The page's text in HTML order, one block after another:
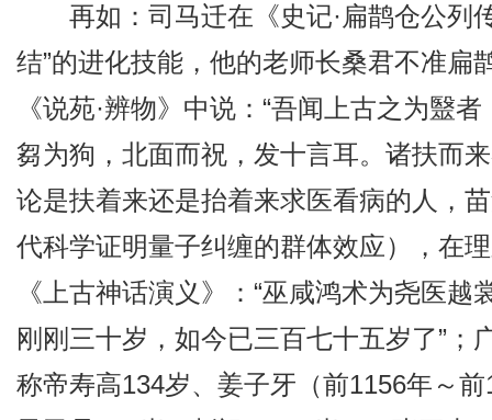
再如：司马迁在《史记·扁鹊仓公列
结”的进化技能，他的老师长桑君不准
《说苑·辨物》中说：“吾闻上古之为毉
芻为狗，北面而祝，发十言耳。诸扶而
论是扶着来还是抬着来求医看病的人，
代科学证明量子纠缠的群体效应），在
《上古神话演义》：“巫咸鸿术为尧医
刚刚三十岁，如今已三百七十五岁了”
称帝寿高134岁、姜子牙（前1156年～